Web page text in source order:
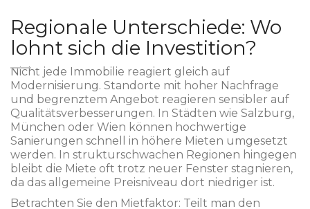
Regionale Unterschiede: Wo
lohnt sich die Investition?
Nicht jede Immobilie reagiert gleich auf
Modernisierung. Standorte mit hoher Nachfrage
und begrenztem Angebot reagieren sensibler auf
Qualitätsverbesserungen. In Städten wie Salzburg,
München oder Wien können hochwertige
Sanierungen schnell in höhere Mieten umgesetzt
werden. In strukturschwachen Regionen hingegen
bleibt die Miete oft trotz neuer Fenster stagnieren,
da das allgemeine Preisniveau dort niedriger ist.
Betrachten Sie den Mietfaktor: Teilt man den